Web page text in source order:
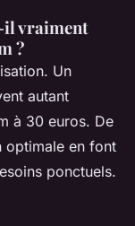
il vraiment
?
Un
autant
à 30 euros. De
optimale en font
ponctuels.